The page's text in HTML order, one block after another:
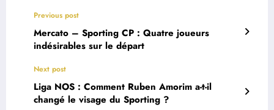
Previous post
Mercato – Sporting CP : Quatre joueurs
indésirables sur le départ
Next post
Liga NOS : Comment Ruben Amorim a-t-il
changé le visage du Sporting ?